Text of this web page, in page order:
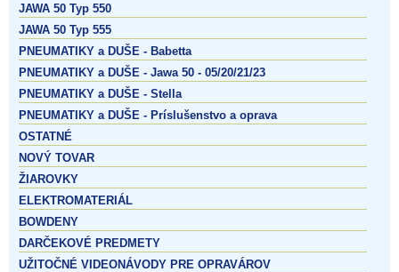
JAWA 50 Typ 550
JAWA 50 Typ 555
PNEUMATIKY a DUŠE - Babetta
PNEUMATIKY a DUŠE - Jawa 50 - 05/20/21/23
PNEUMATIKY a DUŠE - Stella
PNEUMATIKY a DUŠE - Príslušenstvo a oprava
OSTATNÉ
NOVÝ TOVAR
ŽIAROVKY
ELEKTROMATERIÁL
BOWDENY
DARČEKOVÉ PREDMETY
UŽITOČNÉ VIDEONÁVODY PRE OPRAVÁROV